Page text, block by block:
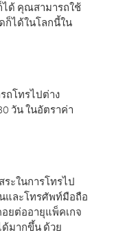
ได้ คุณสามารถใช้
ก็ได้ในโลกนี้ใน
ถโทรไปต่าง
วัน ในอัตราค่า
ะในการโทรไป
และโทรศัพท์มือถือ
ยต่ออายุแพ็คเกจ
มากขึ้น ด้วย